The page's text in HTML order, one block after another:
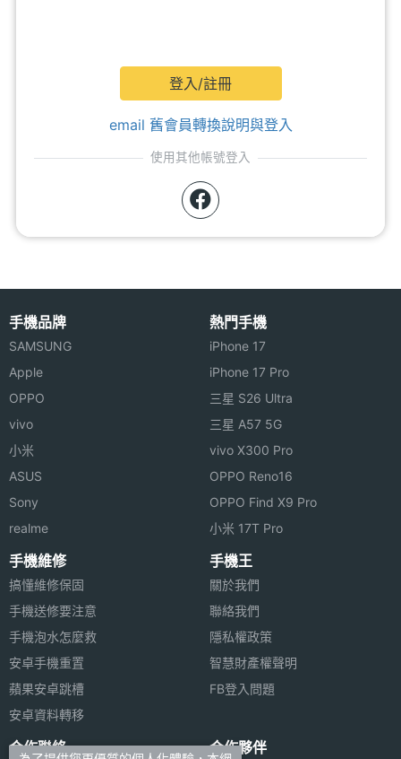
登入/註冊
email 舊會員轉換說明與登入
使用其他帳號登入
手機品牌
SAMSUNG
Apple
OPPO
vivo
小米
ASUS
Sony
realme
熱門手機
iPhone 17
iPhone 17 Pro
三星 S26 Ultra
三星 A57 5G
vivo X300 Pro
OPPO Reno16
OPPO Find X9 Pro
小米 17T Pro
手機維修
搞懂維修保固
手機送修要注意
手機泡水怎麼救
安卓手機重置
蘋果安卓跳槽
安卓資料轉移
手機王
關於我們
聯絡我們
隱私權政策
智慧財產權聲明
FB登入問題
合作聯絡 合作夥伴